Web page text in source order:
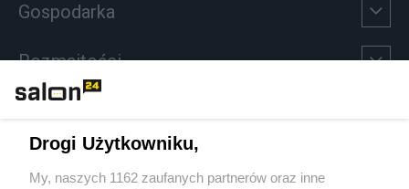
Gospodarka
Rozmaitości
Sport
Drogi Użytkowniku,
My, naszych 1162 zaufanych partnerów oraz inne